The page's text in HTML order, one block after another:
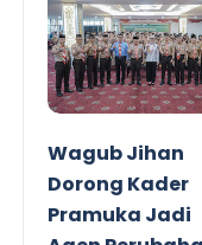
Wagub Jihan
Dorong Kader
Pramuka Jadi